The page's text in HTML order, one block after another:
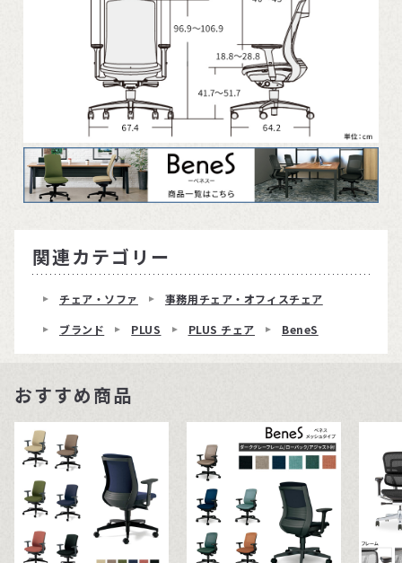
関連カテゴリー
チェア・ソファ
事務用チェア・オフィスチェア
ブランド
PLUS PLUS チェア BeneS
おすすめ商品